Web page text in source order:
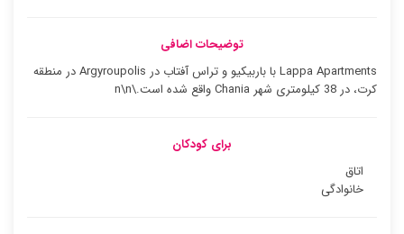
توضیحات اضافی
Lappa Apartments با باربیکیو و تراس آفتاب در Argyroupolis در منطقه
کرت، در 38 کیلومتری شهر Chania واقع شده است.\n\n
برای کودکان
اتاق
خانوادگی